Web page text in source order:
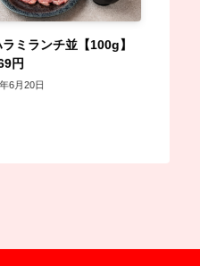
ミランチ並【100g】
円
6月20日